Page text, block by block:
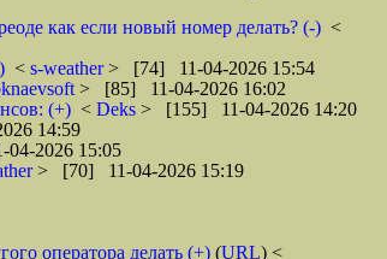
как если новый номер делать? (-) <
< s-weather> [74] 11-04-2026 15:54
> [85] 11-04-2026 16:02
(+) < Deks > [155] 11-04-2026 14:20
14:59
2026 15:05
> [70] 11-04-2026 15:19
оператора делать (+) (URL) <